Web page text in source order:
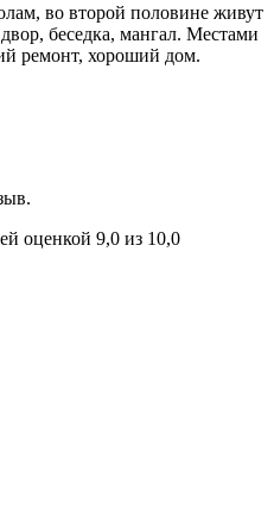
во второй половине живут
беседка, мангал. Местами
ремонт, хороший дом.
оценкой 9,0 из 10,0